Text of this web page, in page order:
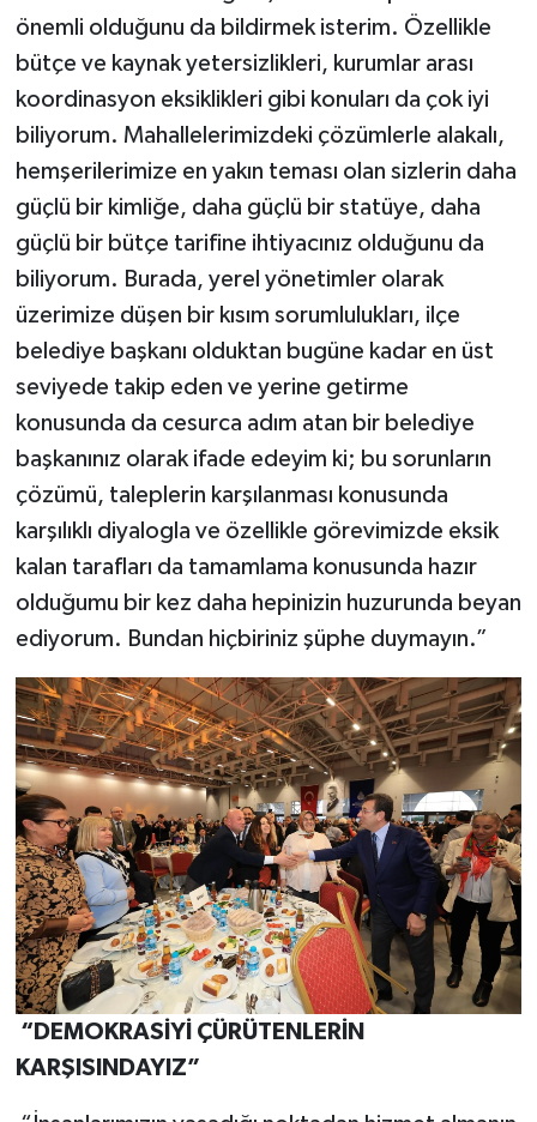
önemli olduğunu da bildirmek isterim. Özellikle
bütçe ve kaynak yetersizlikleri, kurumlar arası
koordinasyon eksiklikleri gibi konuları da çok iyi
biliyorum. Mahallelerimizdeki çözümlerle alakalı,
hemşerilerimize en yakın teması olan sizlerin daha
güçlü bir kimliğe, daha güçlü bir statüye, daha
güçlü bir bütçe tarifine ihtiyacınız olduğunu da
biliyorum. Burada, yerel yönetimler olarak
üzerimize düşen bir kısım sorumlulukları, ilçe
belediye başkanı olduktan bugüne kadar en üst
seviyede takip eden ve yerine getirme
konusunda da cesurca adım atan bir belediye
başkanınız olarak ifade edeyim ki; bu sorunların
çözümü, taleplerin karşılanması konusunda
karşılıklı diyalogla ve özellikle görevimizde eksik
kalan tarafları da tamamlama konusunda hazır
olduğumu bir kez daha hepinizin huzurunda beyan
ediyorum. Bundan hiçbiriniz şüphe duymayın.”
“DEMOKRASİYİ ÇÜRÜTENLERİN
KARŞISINDAYIZ”